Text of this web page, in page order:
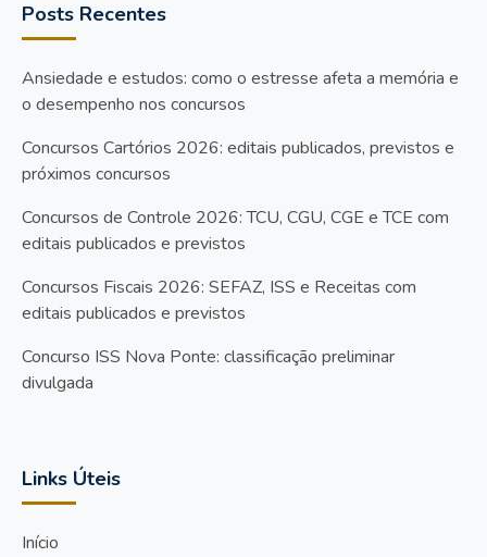
Posts Recentes
Ansiedade e estudos: como o estresse afeta a memória e
o desempenho nos concursos
Concursos Cartórios 2026: editais publicados, previstos e
próximos concursos
Concursos de Controle 2026: TCU, CGU, CGE e TCE com
editais publicados e previstos
Concursos Fiscais 2026: SEFAZ, ISS e Receitas com
editais publicados e previstos
Concurso ISS Nova Ponte: classificação preliminar
divulgada
Links Úteis
Início